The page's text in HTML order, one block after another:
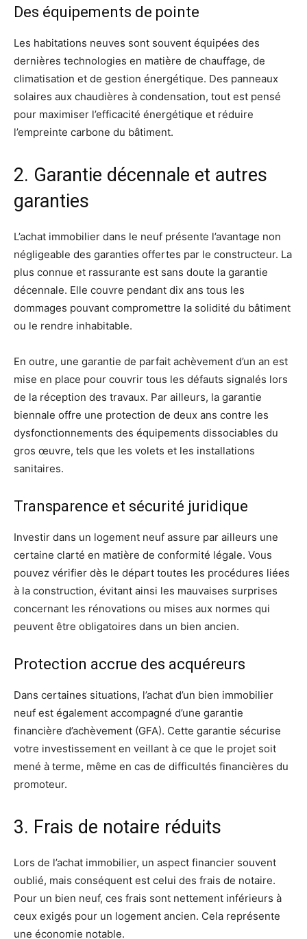
Des équipements de pointe
Les habitations neuves sont souvent équipées des
dernières technologies en matière de chauffage, de
climatisation et de gestion énergétique. Des panneaux
solaires aux chaudières à condensation, tout est pensé
pour maximiser l’efficacité énergétique et réduire
l’empreinte carbone du bâtiment.
2. Garantie décennale et autres
garanties
L’achat immobilier dans le neuf présente l’avantage non
négligeable des garanties offertes par le constructeur. La
plus connue et rassurante est sans doute la garantie
décennale. Elle couvre pendant dix ans tous les
dommages pouvant compromettre la solidité du bâtiment
ou le rendre inhabitable.
En outre, une garantie de parfait achèvement d’un an est
mise en place pour couvrir tous les défauts signalés lors
de la réception des travaux. Par ailleurs, la garantie
biennale offre une protection de deux ans contre les
dysfonctionnements des équipements dissociables du
gros œuvre, tels que les volets et les installations
sanitaires.
Transparence et sécurité juridique
Investir dans un logement neuf assure par ailleurs une
certaine clarté en matière de conformité légale. Vous
pouvez vérifier dès le départ toutes les procédures liées
à la construction, évitant ainsi les mauvaises surprises
concernant les rénovations ou mises aux normes qui
peuvent être obligatoires dans un bien ancien.
Protection accrue des acquéreurs
Dans certaines situations, l’achat d’un bien immobilier
neuf est également accompagné d’une garantie
financière d’achèvement (GFA). Cette garantie sécurise
votre investissement en veillant à ce que le projet soit
mené à terme, même en cas de difficultés financières du
promoteur.
3. Frais de notaire réduits
Lors de l’achat immobilier, un aspect financier souvent
oublié, mais conséquent est celui des frais de notaire.
Pour un bien neuf, ces frais sont nettement inférieurs à
ceux exigés pour un logement ancien. Cela représente
une économie notable.